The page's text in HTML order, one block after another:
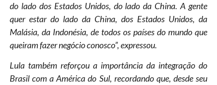
do lado dos Estados Unidos, do lado da China. A gente
quer estar do lado da China, dos Estados Unidos, da
Malásia, da Indonésia, de todos os países do mundo que
queiram fazer negócio conosco”, expressou.
Lula também reforçou a importância da integração do
Brasil com a América do Sul, recordando que, desde seu